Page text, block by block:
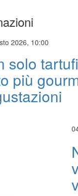
2026, 10:00
solo
più